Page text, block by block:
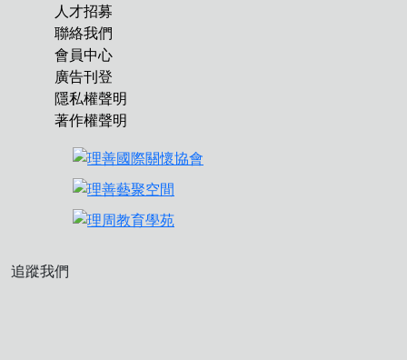
人才招募
聯絡我們
會員中心
廣告刊登
隱私權聲明
著作權聲明
追蹤我們